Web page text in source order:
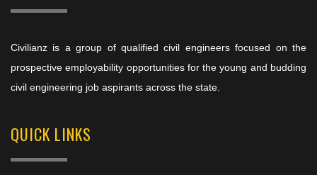
Civilianz is a group of qualified civil engineers focused on the
prospective employability opportunities for the young and budding
civil engineering job aspirants across the state.
QUICK LINKS